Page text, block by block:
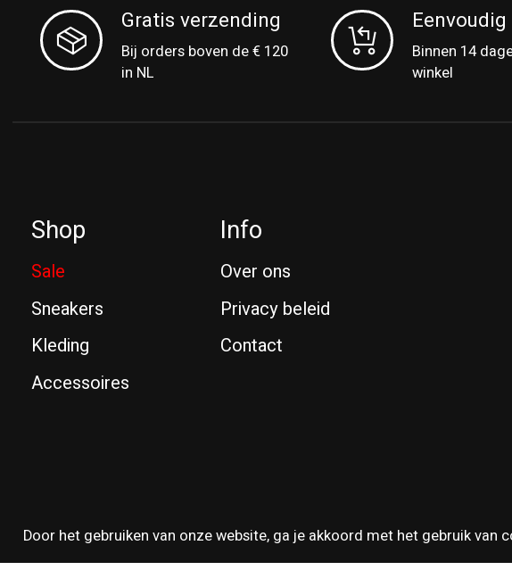
Gratis verzending
Bij orders boven de € 120
in NL
Binnen 14
winkel
Shop
Sale
Sneakers
Kleding
Accessoires
Info
Over ons
Privacy beleid
Contact
Door het gebruiken van onze website, ga je akkoord met het gebruik van